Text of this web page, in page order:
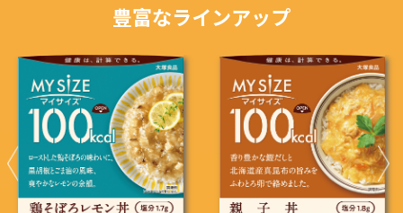
豊富なラインアップ